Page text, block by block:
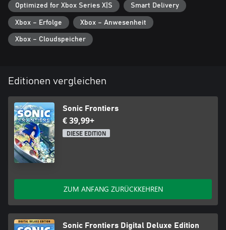
Optimized for Xbox Series X|S Smart Delivery
Xbox – Erfolge Xbox – Anwesenheit
Xbox – Cloudspeicher
Editionen vergleichen
Sonic Frontiers
€ 39,99+
DIESE EDITION
ZUM ANFANG ZURÜCKKEHREN
Sonic Frontiers Digital Deluxe Edition